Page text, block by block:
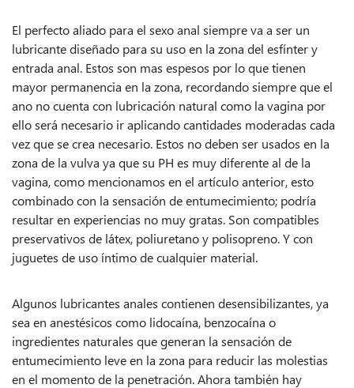
El perfecto aliado para el sexo anal siempre va a ser un
lubricante diseñado para su uso en la zona del esfínter y
entrada anal. Estos son mas espesos por lo que tienen
mayor permanencia en la zona, recordando siempre que el
ano no cuenta con lubricación natural como la vagina por
ello será necesario ir aplicando cantidades moderadas cada
vez que se crea necesario. Estos no deben ser usados en la
zona de la vulva ya que su PH es muy diferente al de la
vagina, como mencionamos en el artículo anterior, esto
combinado con la sensación de entumecimiento; podría
resultar en experiencias no muy gratas. Son compatibles
preservativos de látex, poliuretano y polisopreno. Y con
juguetes de uso íntimo de cualquier material.
Algunos lubricantes anales contienen desensibilizantes, ya
sea en anestésicos como lidocaína, benzocaína o
ingredientes naturales que generan la sensación de
entumecimiento leve en la zona para reducir las molestias
en el momento de la penetración. Ahora también hay